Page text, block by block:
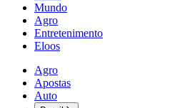
Mundo
Agro
Entretenimento
Eloos
Agro
Apostas
Auto